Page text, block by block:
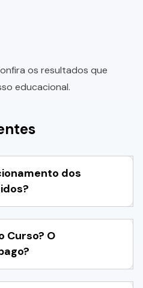
os resultados que
educacional.
dos
Curso? O